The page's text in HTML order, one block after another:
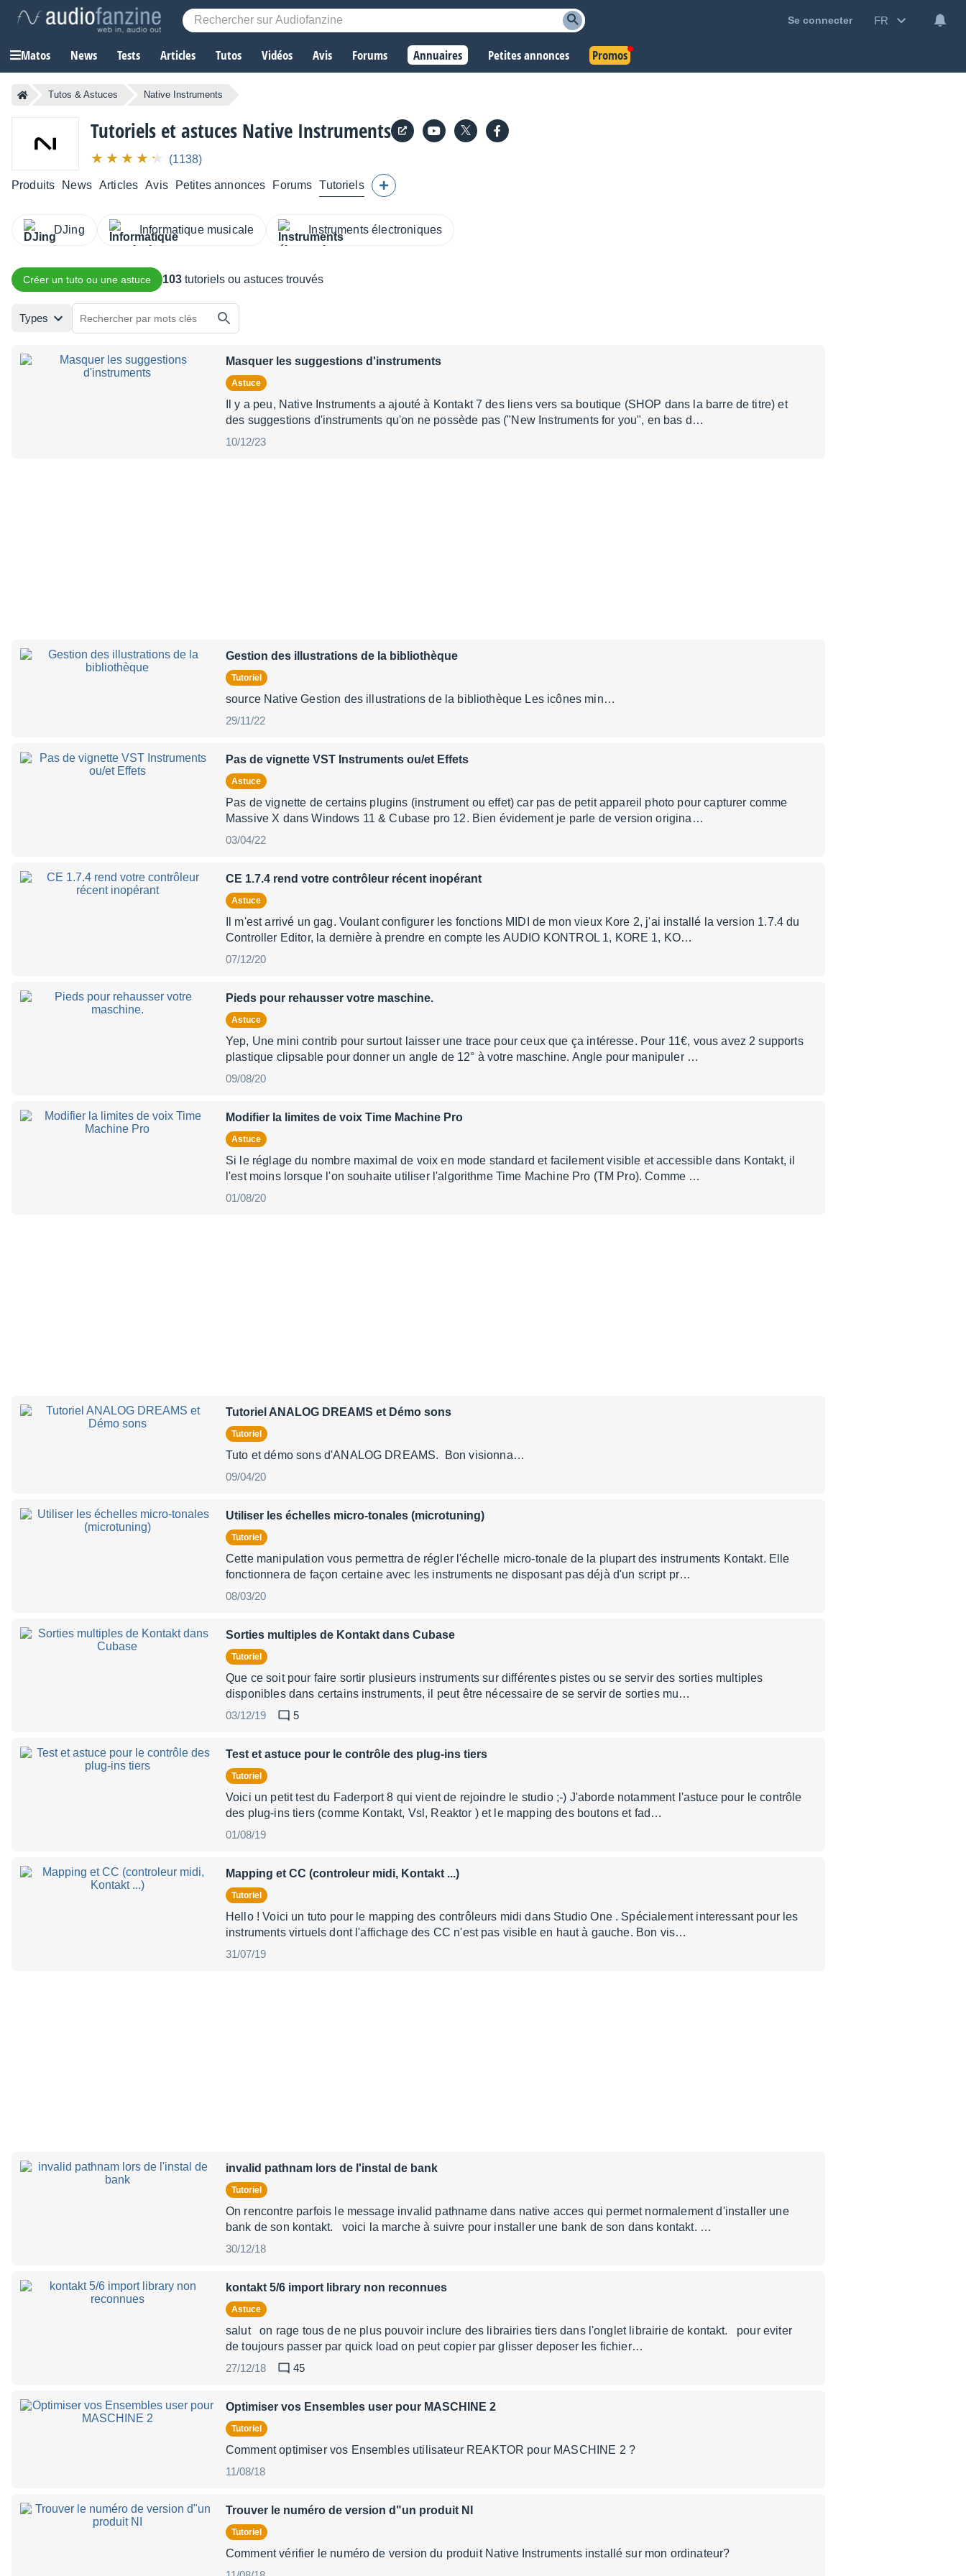
Se connecter FR
Matos News Tests Articles Tutos Vidéos Avis Forums Annuaires Petites annonces Promos
Tutos & Astuces Native Instruments
Tutoriels et astuces Native Instruments
(1138)
Produits News Articles Avis Petites annonces Forums Tutoriels
DJing Informatique musicale Instruments électroniques
Créer un tuto ou une astuce 103 tutoriels ou astuces trouvés
Types
Masquer les suggestions d'instruments
Astuce
Il y a peu, Native Instruments a ajouté à Kontakt 7 des liens vers sa boutique (SHOP dans la barre de titre) et
des suggestions d'instruments qu'on ne possède pas ("New Instruments for you", en bas d…
10/12/23
Gestion des illustrations de la bibliothèque
Tutoriel
source Native Gestion des illustrations de la bibliothèque Les icônes min…
29/11/22
Pas de vignette VST Instruments ou/et Effets
Astuce
Pas de vignette de certains plugins (instrument ou effet) car pas de petit appareil photo pour capturer comme
Massive X dans Windows 11 & Cubase pro 12. Bien évidement je parle de version origina…
03/04/22
CE 1.7.4 rend votre contrôleur récent inopérant
Astuce
Il m'est arrivé un gag. Voulant configurer les fonctions MIDI de mon vieux Kore 2, j'ai installé la version 1.7.4 du
Controller Editor, la dernière à prendre en compte les AUDIO KONTROL 1, KORE 1, KO…
07/12/20
Pieds pour rehausser votre maschine.
Astuce
Yep, Une mini contrib pour surtout laisser une trace pour ceux que ça intéresse. Pour 11€, vous avez 2 supports
plastique clipsable pour donner un angle de 12° à votre maschine. Angle pour manipuler …
09/08/20
Modifier la limites de voix Time Machine Pro
Astuce
Si le réglage du nombre maximal de voix en mode standard et facilement visible et accessible dans Kontakt, il
l'est moins lorsque l'on souhaite utiliser l'algorithme Time Machine Pro (TM Pro). Comme …
01/08/20
Tutoriel ANALOG DREAMS et Démo sons
Tutoriel
Tuto et démo sons d'ANALOG DREAMS. Bon visionna…
09/04/20
Utiliser les échelles micro-tonales (microtuning)
Tutoriel
Cette manipulation vous permettra de régler l'échelle micro-tonale de la plupart des instruments Kontakt. Elle
fonctionnera de façon certaine avec les instruments ne disposant pas déjà d'un script pr…
08/03/20
Sorties multiples de Kontakt dans Cubase
Tutoriel
Que ce soit pour faire sortir plusieurs instruments sur différentes pistes ou se servir des sorties multiples
disponibles dans certains instruments, il peut être nécessaire de se servir de sorties mu…
03/12/19
5
Test et astuce pour le contrôle des plug-ins tiers
Tutoriel
Voici un petit test du Faderport 8 qui vient de rejoindre le studio ;-) J'aborde notamment l'astuce pour le contrôle
des plug-ins tiers (comme Kontakt, Vsl, Reaktor ) et le mapping des boutons et fad…
01/08/19
Mapping et CC (controleur midi, Kontakt ...)
Tutoriel
Hello ! Voici un tuto pour le mapping des contrôleurs midi dans Studio One . Spécialement interessant pour les
instruments virtuels dont l'affichage des CC n'est pas visible en haut à gauche. Bon vis…
31/07/19
invalid pathnam lors de l'instal de bank
Tutoriel
On rencontre parfois le message invalid pathname dans native acces qui permet normalement d'installer une
bank de son kontakt. voici la marche à suivre pour installer une bank de son dans kontakt. …
30/12/18
kontakt 5/6 import library non reconnues
Astuce
salut on rage tous de ne plus pouvoir inclure des librairies tiers dans l'onglet librairie de kontakt. pour eviter
de toujours passer par quick load on peut copier par glisser deposer les fichier…
27/12/18
45
Optimiser vos Ensembles user pour MASCHINE 2
Tutoriel
Comment optimiser vos Ensembles utilisateur REAKTOR pour MASCHINE 2 ?
11/08/18
Trouver le numéro de version d"un produit NI
Tutoriel
Comment vérifier le numéro de version du produit Native Instruments installé sur mon ordinateur?